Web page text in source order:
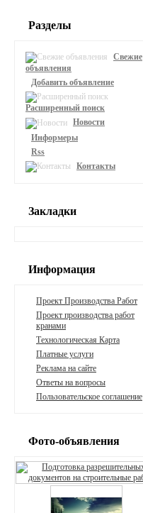
Разделы
Свежие
объявления
Добавить объявление
Расширенный поиск
Новости
Информеры
Rss
Контакты
Закладки
Информация
Проект Производства Работ
Проект производства работ
кранами
Технологическая Карта
Платные услуги
Реклама на сайте
Ответы на вопросы
Пользовательское соглашение
Фото-объявления